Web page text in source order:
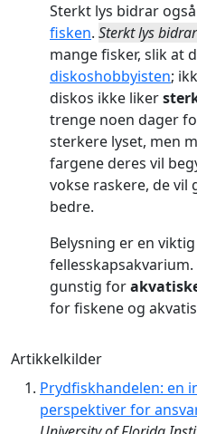
Sterkt lys bidrar
fisken. Sterkt lys
mange fisker, slik at
diskoshobbyisten;
diskos ikke liker
trenge noen dager
sterkere lyset, men
fargene deres vil
vokse raskere, de vil
bedre.
Belysning er en
gunstig for
for fiskene og
Artikkelkilder
Prydfiskhandelen: en
perspektiver for